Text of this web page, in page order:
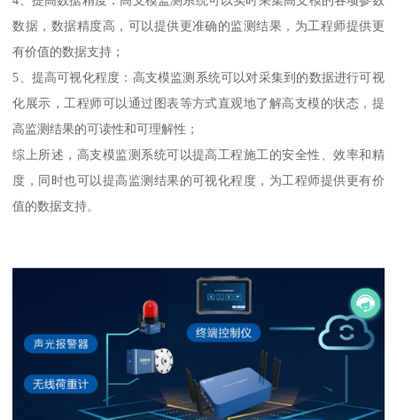
数据，数据精度高，可以提供更准确的监测结果，为工程师提供更
有价值的数据支持；
5、提高可视化程度：高支模监测系统可以对采集到的数据进行可视
化展示，工程师可以通过图表等方式直观地了解高支模的状态，提
高监测结果的可读性和可理解性；
综上所述，高支模监测系统可以提高工程施工的安全性、效率和精
度，同时也可以提高监测结果的可视化程度，为工程师提供更有价
值的数据支持。